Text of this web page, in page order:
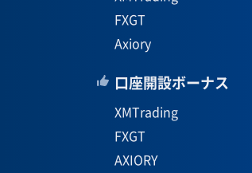
FXGT
Axiory
口座開設ボーナス
XMTrading
FXGT
AXIORY